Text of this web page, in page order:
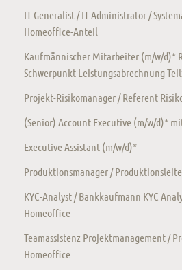
IT-Generalist / IT-Administrator /
Homeoffice-Anteil
Kaufmännischer Mitarbeiter (m/w/d)*
Schwerpunkt Leistungsabrechnung
Projekt-Risikomanager / Referent
(Senior) Account Executive (m/w/d)*
Executive Assistant (m/w/d)*
Produktionsmanager /
KYC-Analyst / Bankkaufmann KYC
Homeoffice
Teamassistenz Projektmanagement /
Homeoffice